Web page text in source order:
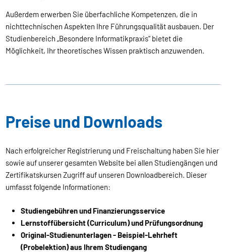
Außerdem erwerben Sie überfachliche Kompetenzen, die in
nichttechnischen Aspekten Ihre Führungsqualität ausbauen. Der
Studienbereich „Besondere Informatikpraxis“ bietet die
Möglichkeit, Ihr theoretisches Wissen praktisch anzuwenden.
Preise und Downloads
Nach erfolgreicher Registrierung und Freischaltung haben Sie hier
sowie auf unserer gesamten Website bei allen Studiengängen und
Zertifikatskursen Zugriff auf unseren Downloadbereich. Dieser
umfasst folgende Informationen:
Studiengebühren und Finanzierungsservice
Lernstoffübersicht (Curriculum) und Prüfungsordnung
Original-Studienunterlagen - Beispiel-Lehrheft
(Probelektion) aus Ihrem Studiengang